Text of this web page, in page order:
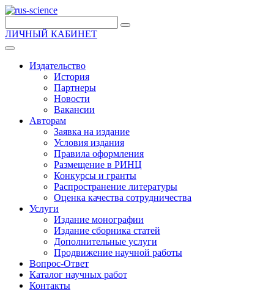
ЛИЧНЫЙ КАБИНЕТ
Издательство
История
Партнеры
Новости
Вакансии
Авторам
Заявка на издание
Условия издания
Правила оформления
Размещение в РИНЦ
Конкурсы и гранты
Распространение литературы
Оценка качества сотрудничества
Услуги
Издание монографии
Издание сборника статей
Дополнительные услуги
Продвижение научной работы
Вопрос-Ответ
Каталог научных работ
Контакты